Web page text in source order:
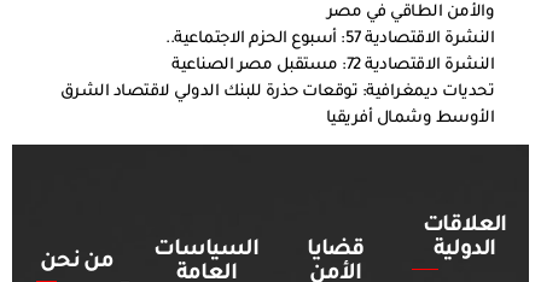
والأمن الطاقي في مصر
النشرة الاقتصادية 57: أسبوع الحزم الاجتماعية..
النشرة الاقتصادية 72: مستقبل مصر الصناعية
تحديات ديمغرافية: توقعات حذرة للبنك الدولي لاقتصاد الشرق
الأوسط وشمال أفريقيا
العلاقات
الدولية
قضايا
الأمن
السياسات
العامة
من نحن